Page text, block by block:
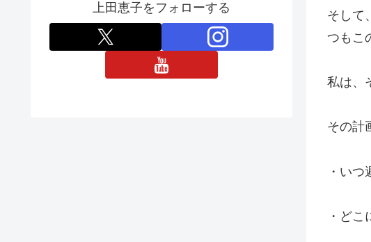
そして
つもこ
私は、
その計
・い
・どこ
上田恵子をフォローする